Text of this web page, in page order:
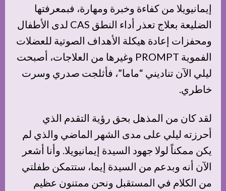
إيمانيويلا من كفاءة وخبرة ومهارة، فبمعرفتها
الضليعة بعلاج تعذر أداء النطق CAS لدى الأطفال
ومحفزات إعادة هيكلة الأهداف الصوتية للعضلات
الفموية PROMPT وغيرها من العلاجات، أصبحت
ليلي الآن تناديني “ماما”، فأثلجت صدري وسرت
خاطري.
لقد كان من المذهل بحق رؤية التقدم الذي
أحرزته ليلي على مدى الشهر الماضي والذي لم
يكن ممكناً لولا جهود السيدة إيمانيويلا. وأنا أشعر
الآن أنه وبدعم من السيدة إيما، ستتمكن طفلتي
من الكلام في المستقبل ونحن ممتنون عظيم